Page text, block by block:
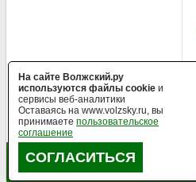
На сайте Волжский.ру
используются файлы cookie и
сервисы веб-аналитики
Оставаясь на www.volzsky.ru, вы
принимаете пользовательское
соглашение
СОГЛАСИТЬСЯ